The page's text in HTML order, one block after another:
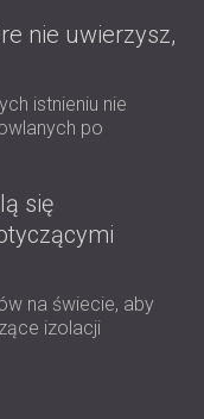
nie uwierzysz,
istnieniu nie
po
się
na świecie, aby
izolacji